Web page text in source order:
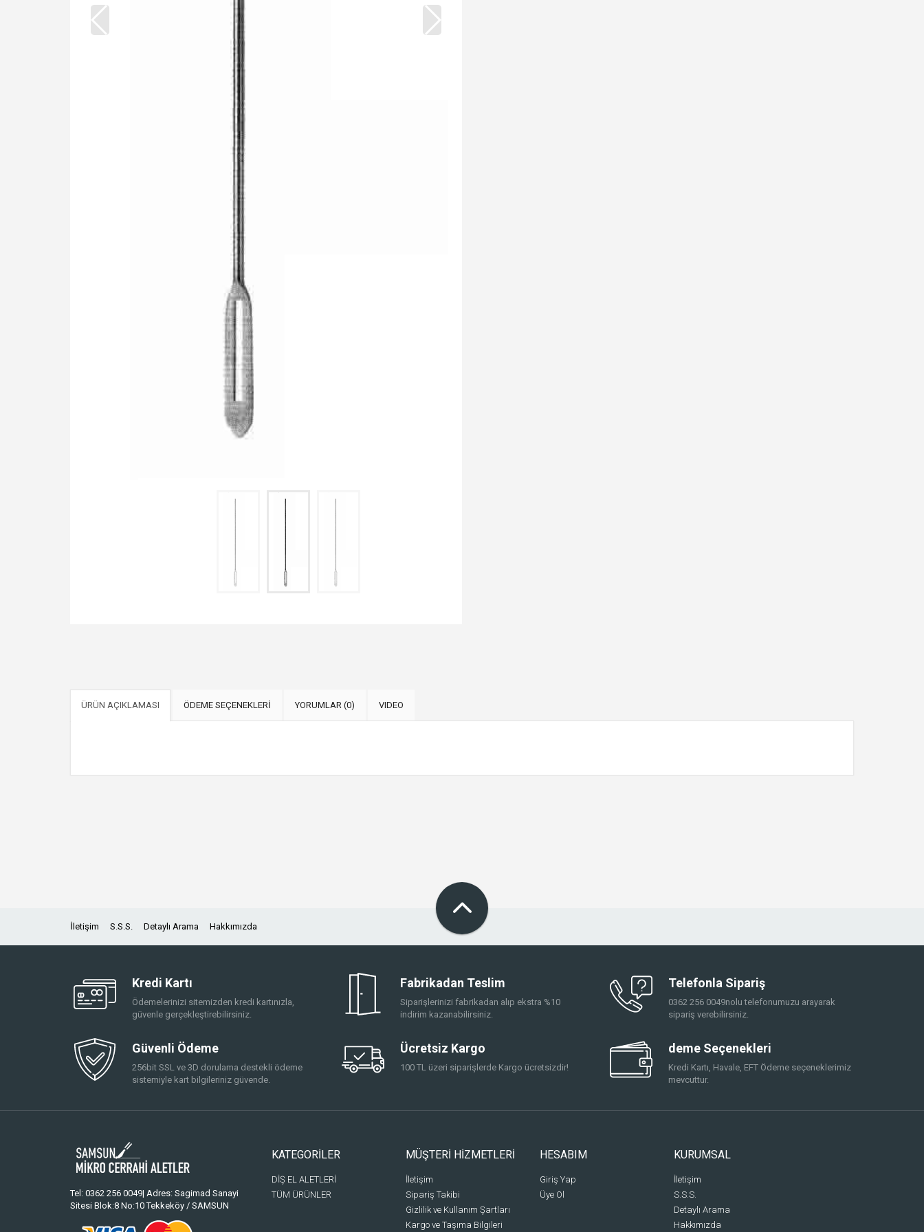
ÜRÜN AÇIKLAMASI ÖDEME SEÇENEKLERİ YORUMLAR (0) VIDEO
İletişim S.S.S. Detaylı Arama Hakkımızda
Kredi Kartı
Ödemelerinizi sitemizden kredi kartınızla,
güvenle gerçekleştirebilirsiniz.
Fabrikadan Teslim
Siparişlerinizi fabrikadan alıp ekstra %10
indirim kazanabilirsiniz.
Telefonla Sipariş
0362 256 0049nolu telefonumuzu arayarak
sipariş verebilirsiniz.
Güvenli Ödeme
256bit SSL ve 3D dorulama destekli ödeme
sistemiyle kart bilgileriniz güvende.
Ücretsiz Kargo
100 TL üzeri siparişlerde Kargo ücretsizdir!
deme Seçenekleri
Kredi Kartı, Havale, EFT Ödeme seçeneklerimiz
mevcuttur.
Tel: 0362 256 0049| Adres: Sagimad Sanayi
Sitesi Blok:8 No:10 Tekkeköy / SAMSUN
KATEGORİLER
DİŞ EL ALETLERİ
TÜM ÜRÜNLER
MÜŞTERİ HİZMETLERİ
İletişim
Sipariş Takibi
Gizlilik ve Kullanım Şartları
Kargo ve Taşıma Bilgileri
HESABIM
Giriş Yap
Üye Ol
KURUMSAL
İletişim
S.S.S.
Detaylı Arama
Hakkımızda